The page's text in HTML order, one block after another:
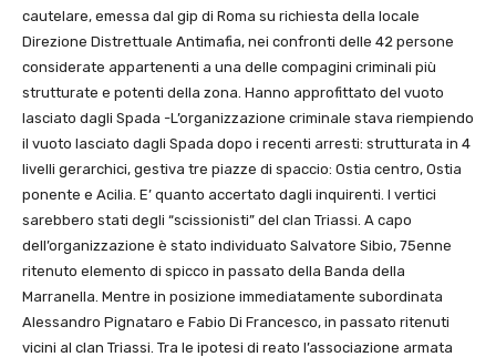
cautelare, emessa dal gip di Roma su richiesta della locale
Direzione Distrettuale Antimafia, nei confronti delle 42 persone
considerate appartenenti a una delle compagini criminali più
strutturate e potenti della zona. Hanno approfittato del vuoto
lasciato dagli Spada -L’organizzazione criminale stava riempiendo
il vuoto lasciato dagli Spada dopo i recenti arresti: strutturata in 4
livelli gerarchici, gestiva tre piazze di spaccio: Ostia centro, Ostia
ponente e Acilia. E’ quanto accertato dagli inquirenti. I vertici
sarebbero stati degli “scissionisti” del clan Triassi. A capo
dell’organizzazione è stato individuato Salvatore Sibio, 75enne
ritenuto elemento di spicco in passato della Banda della
Marranella. Mentre in posizione immediatamente subordinata
Alessandro Pignataro e Fabio Di Francesco, in passato ritenuti
vicini al clan Triassi. Tra le ipotesi di reato l’associazione armata